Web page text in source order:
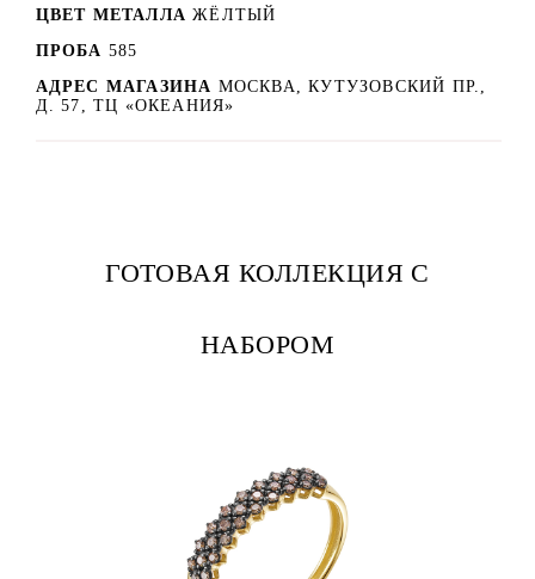
ЦВЕТ МЕТАЛЛА ЖЁЛТЫЙ
ПРОБА 585
АДРЕС МАГАЗИНА МОСКВА, КУТУЗОВСКИЙ ПР.,
Д. 57, ТЦ «ОКЕАНИЯ»
ГОТОВАЯ КОЛЛЕКЦИЯ С
НАБОРОМ